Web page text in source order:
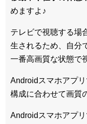
めますよ♪
テレビで視聴する場
生されるため、
自分
一番高画質な状態で
Androidスマホアプ
構成に合わせて画質
Androidスマホアプ